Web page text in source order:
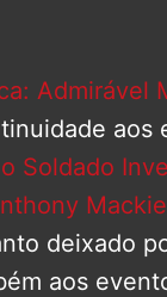
Admirável
aos
Soldado
Mackie
deixado
aos